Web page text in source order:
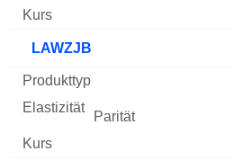
LAWZJB